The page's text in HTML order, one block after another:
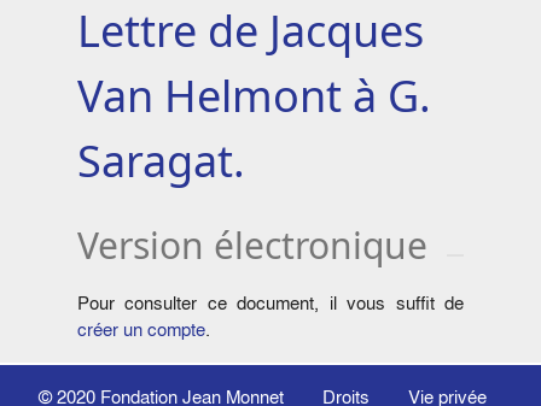
Lettre de Jacques
Van Helmont à G.
Saragat.
Version électronique
Pour consulter ce document, il vous suffit de
créer un compte.
© 2020 Fondation Jean Monnet Droits Vie privée